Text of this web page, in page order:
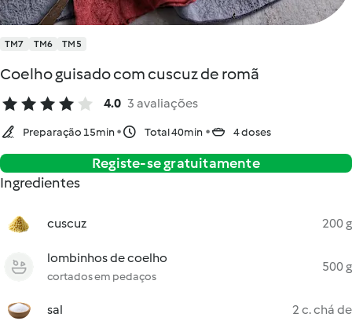
TM7 TM6 TM5
Coelho guisado com cuscuz de romã
4.0 3 avaliações
Preparação 15min Total 40min 4 doses
Registe-se gratuitamente
Ingredientes
cuscuz 200 g
lombinhos de coelho
cortados em pedaços
500 g
sal 2 c. chá de